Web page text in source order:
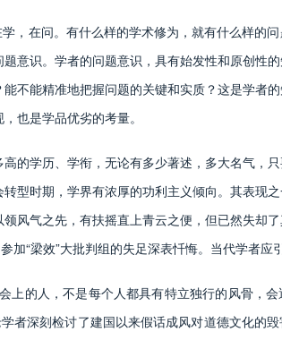
在问。有什么样的学术修为，就有什么样的
意识。学者的问题意识，具有始发性和原创性
不能精准地把握问题的关键和实质？这是学者
也是学品优劣的考量。
学历、学衔，无论有多少著述，多大名气，
型时期，学界有浓厚的功利主义倾向。其表现
风气之先，有扶摇直上青云之便，但已然失却
“梁效”大批判组的失足深表忏悔。当代学者应
的人，不是每个人都具有特立独行的风骨，
者深刻检讨了建国以来假话成风对道德文化的